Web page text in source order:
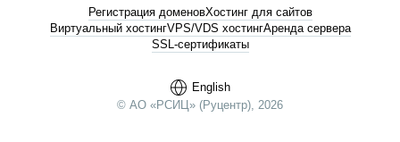
English
© АО «РСИЦ» (Руцентр), 2026
Регистрация доменовХостинг для сайтов
Виртуальный хостингVPS/VDS хостингАренда сервера
SSL-сертификаты